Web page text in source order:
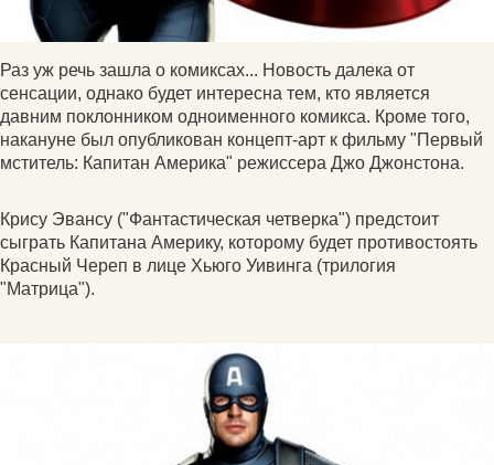
Раз уж речь зашла о комиксах... Новость далека от
сенсации, однако будет интересна тем, кто является
давним поклонником одноименного комикса. Кроме того,
накануне был опубликован концепт-арт к фильму "Первый
мститель: Капитан Америка" режиссера Джо Джонстона.
Крису Эвансу ("Фантастическая четверка") предстоит
сыграть Капитана Америку, которому будет противостоять
Красный Череп в лице Хьюго Уивинга (трилогия
"Матрица").